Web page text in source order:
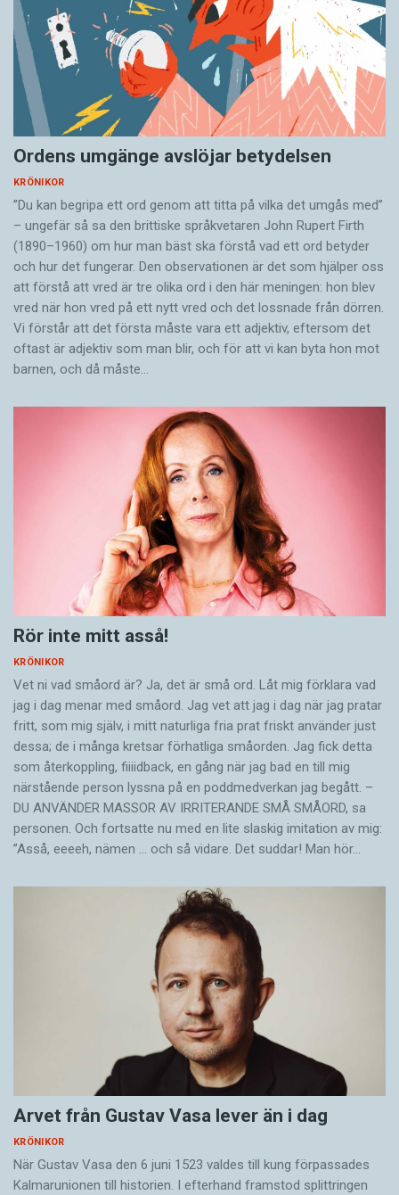
Ordens umgänge avslöjar betydelsen
KRÖNIKOR
”Du kan begripa ett ord genom att titta på vilka det umgås med”
– ungefär så sa den brittiske språkvetaren John Rupert Firth
(1890–1960) om hur man bäst ska förstå vad ett ord betyder
och hur det fungerar. Den ­observationen är det som hjälper oss
att förstå att vred är tre olika ord i den här meningen: hon blev
vred när hon vred på ett nytt vred och det lossnade från dörren.
Vi förstår att det första måste vara ett adjektiv, eftersom det
oftast är adjektiv som man blir, och för att vi kan byta hon mot
barnen, och då måste…
Rör inte mitt asså!
KRÖNIKOR
Vet ni vad småord är? Ja, det är små ord. Låt mig förklara vad
jag i dag menar med småord. Jag vet att jag i dag när jag pratar
fritt, som mig själv, i mitt naturliga fria prat friskt använder just
dessa; de i många kretsar förhatliga småorden. Jag fick detta
som återkoppling, fiiiidback, en gång när jag bad en till mig
närstående person lyssna på en poddmedverkan jag begått. –
DU ANVÄNDER MASSOR AV IRRITERANDE SMÅ SMÅORD, sa
personen. Och fortsatte nu med en lite slaskig imitation av mig:
”Asså, eeeeh, nämen … och så vidare. Det suddar! Man hör…
Arvet från Gustav Vasa lever än i dag
KRÖNIKOR
När Gustav Vasa den 6 juni 1523 ­valdes till kung förpassades
Kalmar­unionen till historien. I efterhand framstod splittringen